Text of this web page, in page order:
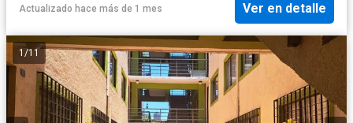
Actualizado hace más de 1 mes Ver en detalle
1 /11